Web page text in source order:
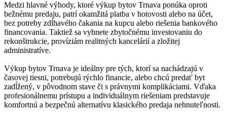
Medzi hlavné výhody, ktoré výkup bytov Trnava ponúka oproti
bežnému predaju, patrí okamžitá platba v hotovosti alebo na účet,
bez potreby zdĺhavého čakania na kupcu alebo riešenia bankového
financovania. Taktiež sa vyhnete zbytočnému investovaniu do
rekonštrukcie, províziám realitných kancelárií a zložitej
administratíve.
Výkup bytov Trnava je ideálny pre tých, ktorí sa nachádzajú v
časovej tiesni, potrebujú rýchlo financie, alebo chcú predať byt
zadĺžený, v pôvodnom stave či s právnymi komplikáciami. Vďaka
profesionálnemu prístupu a individuálnym riešeniam predstavuje
komfortnú a bezpečnú alternatívu klasického predaja nehnuteľnosti.